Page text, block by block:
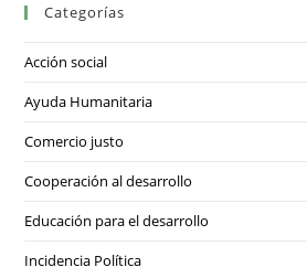
Categorías
Acción social
Ayuda Humanitaria
Comercio justo
Cooperación al desarrollo
Educación para el desarrollo
Incidencia Política